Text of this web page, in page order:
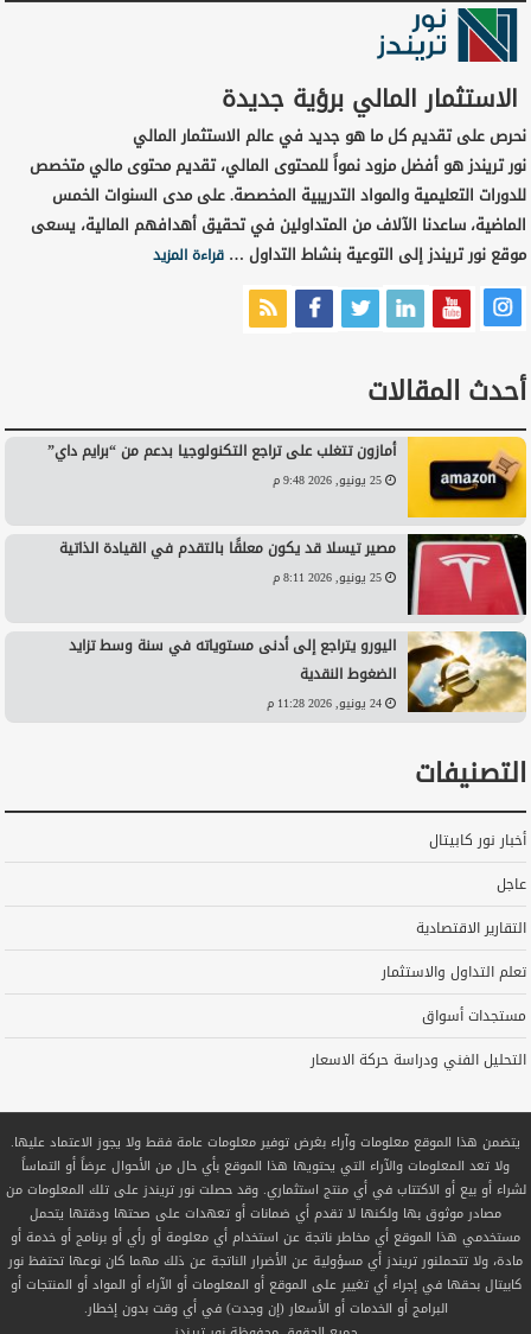
الاستثمار المالي برؤية جديدة
نحرص على تقديم كل ما هو جديد في عالم الاستثمار المالي
نور تريندز هو أفضل مزود نمواً للمحتوى المالي، تقديم محتوى مالي متخصص
للدورات التعليمية والمواد التدريبية المخصصة. على مدى السنوات الخمس
الماضية، ساعدنا الآلاف من المتداولين في تحقيق أهدافهم المالية، يسعى
موقع نور تريندز إلى التوعية بنشاط التداول …قراءة المزيد
أحدث المقالات
أمازون تتغلب على تراجع التكنولوجيا بدعم من “برايم داي”
25 يونيو, 2026 9:48 م
مصير تيسلا قد يكون معلقًا بالتقدم في القيادة الذاتية
25 يونيو, 2026 8:11 م
اليورو يتراجع إلى أدنى مستوياته في سنة وسط تزايد
الضغوط النقدية
24 يونيو, 2026 11:28 م
التصنيفات
أخبار نور كابيتال
عاجل
التقارير الاقتصادية
تعلم التداول والاستثمار
مستجدات أسواق
التحليل الفني ودراسة حركة الاسعار
يتضمن هذا الموقع معلومات وآراء بغرض توفير معلومات عامة فقط ولا يجوز الاعتماد عليها.
ولا تعد المعلومات والآراء التي يحتويها هذا الموقع بأي حال من الأحوال عرضاً أو التماساً
لشراء أو بيع أو الاكتتاب في أي منتج استثماري. وقد حصلت نور تريندز على تلك المعلومات من
مصادر موثوق بها ولكنها لا تقدم أي ضمانات أو تعهدات على صحتها ودقتها يتحمل
مستخدمي هذا الموقع أي مخاطر ناتجة عن استخدام أي معلومة أو رأي أو برنامج أو خدمة أو
مادة، ولا تتحملنور تريندز أي مسؤولية عن الأضرار الناتجة عن ذلك مهما كان نوعها تحتفظ نور
كابيتال بحقها في إجراء أي تغيير على الموقع أو المعلومات أو الآراء أو المواد أو المنتجات أو
البرامج أو الخدمات أو الأسعار (إن وجدت) في أي وقت بدون إخطار.